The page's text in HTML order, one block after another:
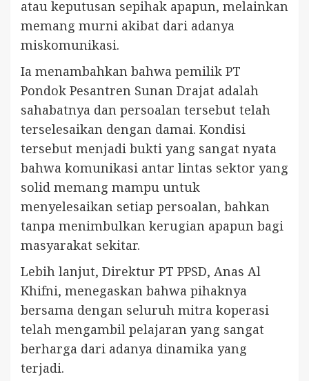
atau keputusan sepihak apapun, melainkan
memang murni akibat dari adanya
miskomunikasi.
Ia menambahkan bahwa pemilik PT
Pondok Pesantren Sunan Drajat adalah
sahabatnya dan persoalan tersebut telah
terselesaikan dengan damai. Kondisi
tersebut menjadi bukti yang sangat nyata
bahwa komunikasi antar lintas sektor yang
solid memang mampu untuk
menyelesaikan setiap persoalan, bahkan
tanpa menimbulkan kerugian apapun bagi
masyarakat sekitar.
Lebih lanjut, Direktur PT PPSD, Anas Al
Khifni, menegaskan bahwa pihaknya
bersama dengan seluruh mitra koperasi
telah mengambil pelajaran yang sangat
berharga dari adanya dinamika yang
terjadi.